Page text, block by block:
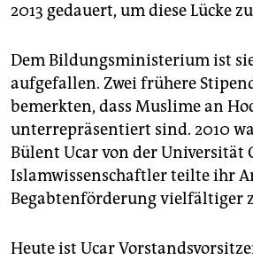
2013 gedauert, um diese Lücke
Dem Bildungsministerium ist
aufgefallen. Zwei frühere
bemerkten, dass Muslime an
unterrepräsentiert sind. 2010
Bülent Ucar von der Universität
Islamwissenschaftler teilte ihr
Begabtenförderung vielfältiger
Heute ist Ucar